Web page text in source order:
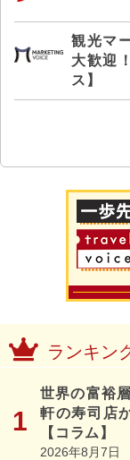
観光マ
大歓迎
ス】
ランキン
世界の富裕
軒の寿司店
【コラム】
2026年8月7日